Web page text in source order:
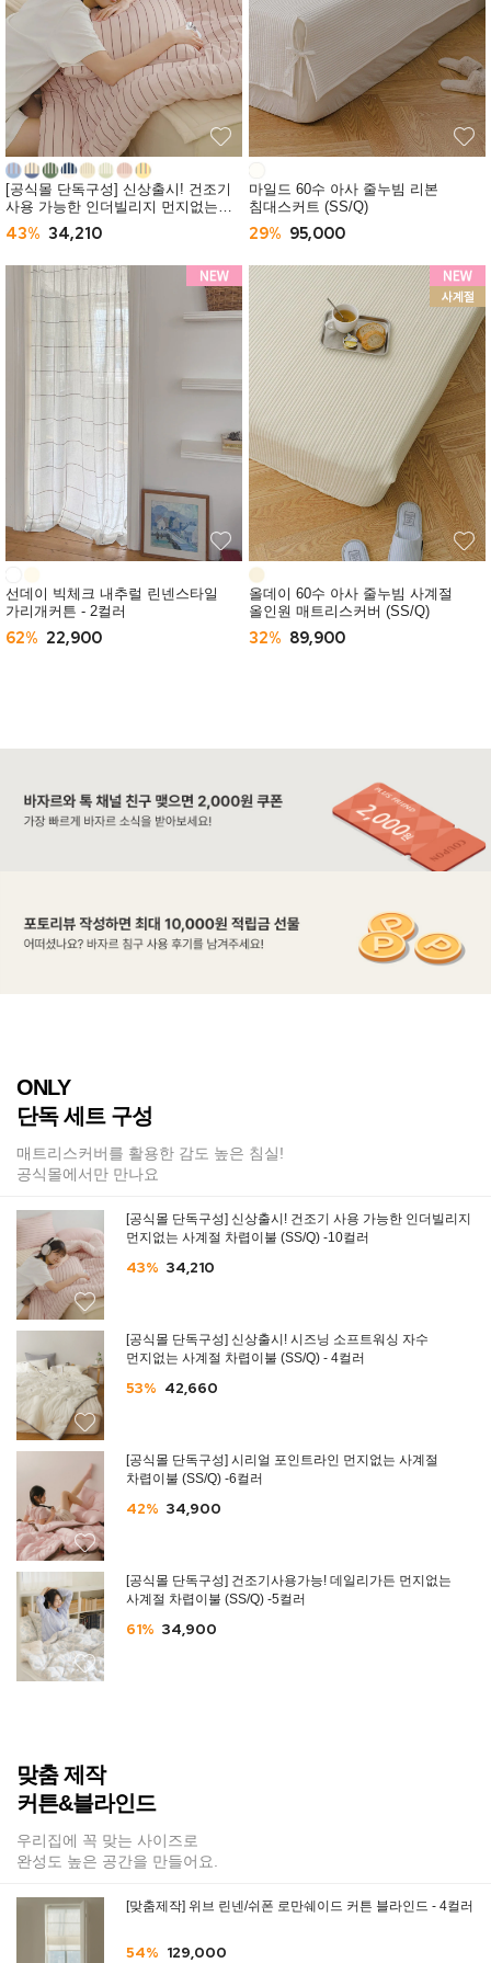
[공식몰 단독구성] 신상출시! 건조기
사용 가능한 인더빌리지 먼지없는
사계절 차렵이불 (SS/Q) -10컬러
43% 34,210
마일드 60수 아사 줄누빔 리본
침대스커트 (SS/Q)
29% 95,000
선데이 빅체크 내추럴 린넨스타일
가리개커튼 - 2컬러
62% 22,900
올데이 60수 아사 줄누빔 사계절
올인원 매트리스커버 (SS/Q)
32% 89,900
ONLY
단독 세트 구성
매트리스커버를 활용한 감도 높은 침실!
공식몰에서만 만나요
[공식몰 단독구성] 신상출시! 건조기 사용 가능한 인더빌리지
먼지없는 사계절 차렵이불 (SS/Q) -10컬러
43% 34,210
[공식몰 단독구성] 신상출시! 시즈닝 소프트워싱 자수
먼지없는 사계절 차렵이불 (SS/Q) - 4컬러
53% 42,660
[공식몰 단독구성] 시리얼 포인트라인 먼지없는 사계절
차렵이불 (SS/Q) -6컬러
42% 34,900
[공식몰 단독구성] 건조기사용가능! 데일리가든 먼지없는
사계절 차렵이불 (SS/Q) -5컬러
61% 34,900
맞춤 제작
커튼&블라인드
우리집에 꼭 맞는 사이즈로
완성도 높은 공간을 만들어요.
[맞춤제작] 위브 린넨/쉬폰 로만쉐이드 커튼 블라인드 - 4컬러
54% 129,000